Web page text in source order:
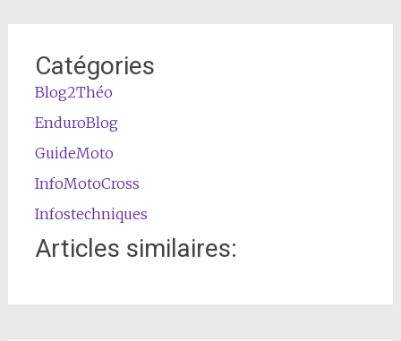
Catégories
Blog2Théo
EnduroBlog
GuideMoto
InfoMotoCross
Infostechniques
Articles similaires: